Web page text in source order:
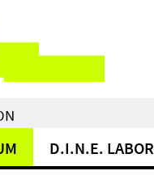
D.I.N.E.